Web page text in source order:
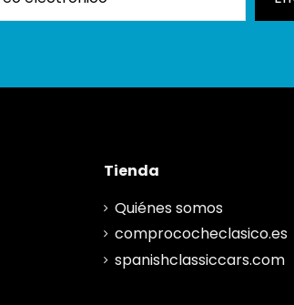
Tienda
Quiénes somos
comprococheclasico.es
spanishclassiccars.com